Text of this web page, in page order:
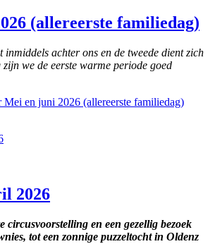
(allereerste familiedag)
inmiddels achter ons en de tweede dient zich
we de eerste warme periode goed
en juni 2026 (allereerste familiedag)
2026
circusvoorstelling en een gezellig bezoek
tot een zonnige puzzeltocht in Oldenz